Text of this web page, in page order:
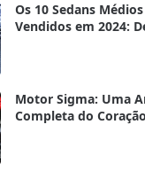
Os 10 Sedans
Vendidos em 2024:
Motor Sigma: Uma
Completa do